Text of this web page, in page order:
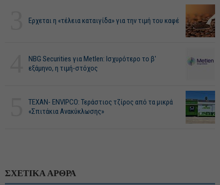
Ερχεται η «τέλεια καταιγίδα» για την τιμή του καφέ
NBG Securities για Metlen: Ισχυρότερο το β'
εξάμηνο, η τιμή-στόχος
ΤΕΧΑΝ- ENVIPCO: Τεράστιος τζίρος από τα μικρά
«Σπιτάκια Ανακύκλωσης»
ΣΧΕΤΙΚΑ ΑΡΘΡΑ